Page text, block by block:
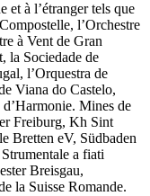
et à l’étranger tels que
l’Orchestre
à Vent de Gran
la Sociedade de
l’Orquestra de
Viana do Castelo,
Mines de
Freiburg, Kh Sint
Bretten eV, Südbaden
a fiati
Breisgau,
la Suisse Romande.